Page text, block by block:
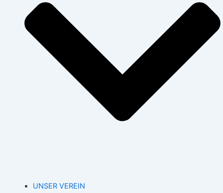
UNSER VEREIN